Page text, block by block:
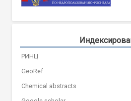
РИНЦ
GeoRef
Chemical abstracts